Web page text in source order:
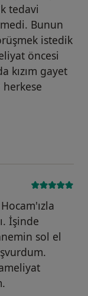
tedavi
Bunun
istedik
öncesi
kızım gayet
İşinde
sol el